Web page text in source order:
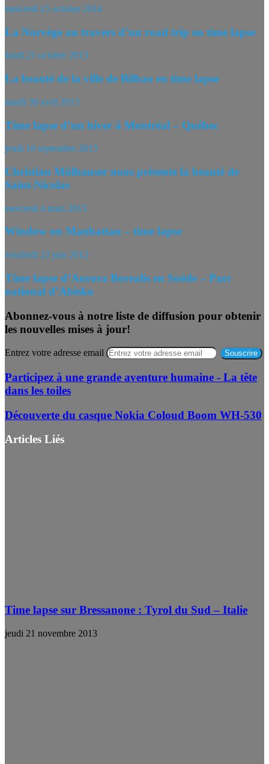
mercredi 15 octobre 2014
La Norvège au travers d’un road trip en time lapse
lundi 21 octobre 2013
La beauté de la ville de Bilbao en time lapse
mardi 30 avril 2013
Time lapse d’un hiver à Montréal – Québec
jeudi 10 septembre 2015
Christian Mülhauser nous présente la beauté de
Saint-Nicolas
mercredi 4 mars 2015
Window on Manhattan – time lapse
vendredi 22 juin 2012
Time lapse d’Aurora Borealis en Suède – Parc
national d’Abisko
Abonnez-vous à notre liste de diffusion pour obtenir
les nouvelles mises à jour!
Entrez votre adresse email
Participez à une grande aventure humaine - La tête
dans les toiles
Découverte du casque Nokia Coloud Boom WH-530
Articles Liés
Time lapse sur Bressanone : Tyrol du Sud – Italie
jeudi 21 novembre 2013